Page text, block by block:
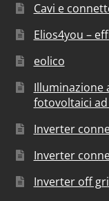
Cavi e
Elios4you –
eolico
Illuminazione
fotovoltaici
Inverter
Inverter
Inverter off